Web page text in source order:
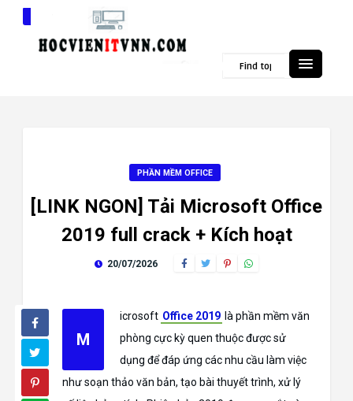
Popular Topics
PHẦN MỀM OFFICE
[LINK NGON] Tải Microsoft Office
2019 full crack + Kích hoạt
20/07/2026
M
icrosoft Office 2019 là phần mềm văn
phòng cực kỳ quen thuộc được sử
dụng để đáp ứng các nhu cầu làm việc
như soạn thảo văn bản, tạo bài thuyết trình, xử lý